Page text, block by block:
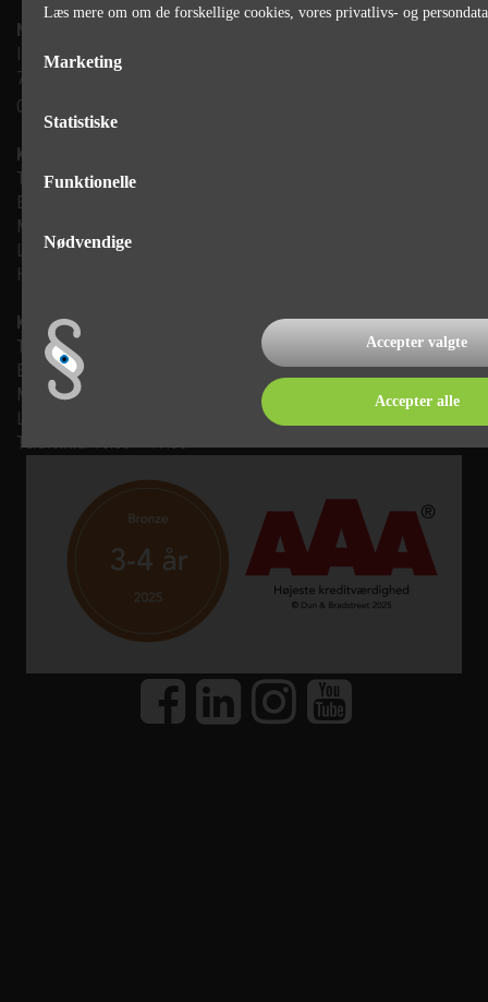
Ny Vejle Caravan A/S
Isabellahøj 6
7100 Vejle
CVR: 35683305
Kontakt, salg
Telefon: 75 82 84 22
Email:
Man-Fre
Lør-Søn10:00 - 16:00
Helligdage   10:00 - 16:00
Kontakt, værksted
Telefon: 75828422
Email:vaerksted@nyvejlecaravan.dk
Man-Fre10:00 - 17:00
Lør-Søn
Telefontid: 10:00 – 17:00
Læs mere om om de forskellige cookies, vores privatlivs- og
Marketing
Statistiske
Funktionelle
Nødvendige
Accepter valgte
Accepter alle